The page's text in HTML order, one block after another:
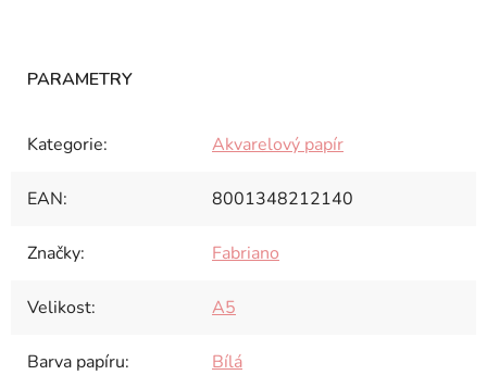
Kategorie: Akvarelový papír
EAN: 8001348212140
Značky: Fabriano
Velikost: A5
Barva papíru: Bílá